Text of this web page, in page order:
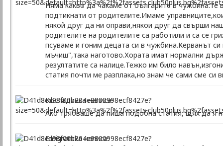
Няма какво да чакаме от българите в чужбина.Те
подтикнати от родителите.Имаме
някой друг да ни оправи,някои друг да свърши
родителите на родителите са работили и са се
псуваме и гоним децата си в чужбина.Керванът
мъчиш",така наготово.Хората имат нормални
резултатите са налице.Тежко им било
статия почти ме разплака,но знам че сами сме
Костадинка написа:
Ако трябваше да пиша подобна статия, щях да я
Emigrantka написа: